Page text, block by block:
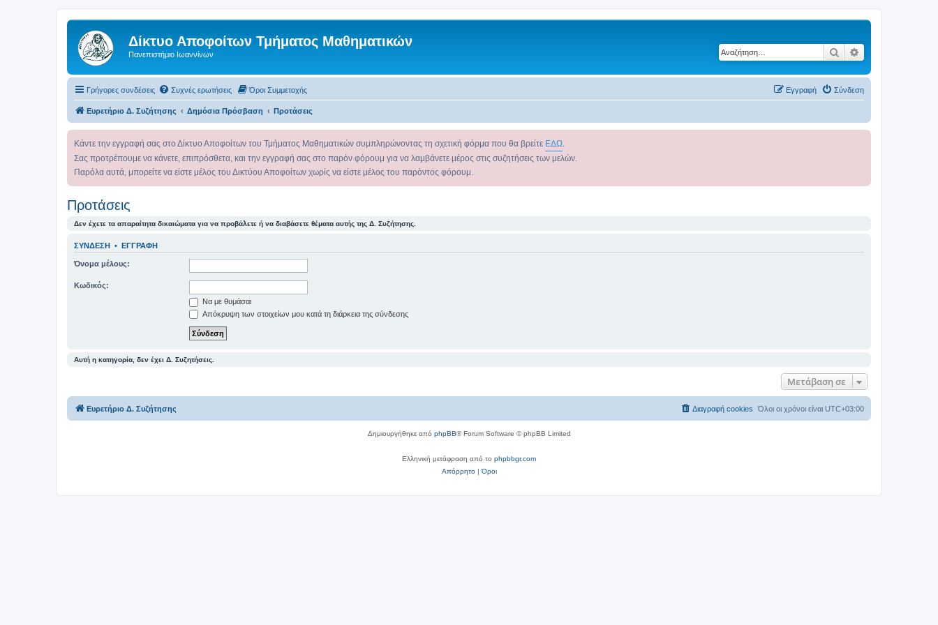
Δίκτυο Αποφοίτων Τμήματος Μαθηματικών
Πανεπιστήμιο Ιωαννίνων Αναζήτηση
Γρήγορες συνδέσεις Συχνές ερωτήσεις Όροι Συμμετοχής Σύνδεση
Εγγραφή
Ευρετήριο Δ. Συζήτησης Δημόσια Πρόσβαση Προτάσεις
Κάντε την εγγραφή σας στο Δίκτυο Αποφοίτων του Τμήματος Μαθηματικών συμπληρώνοντας τη σχετική φόρμα που θα βρείτε ΕΔΩ
Σας προτρέπουμε να κάνετε, επιπρόσθετα, και την εγγραφή σας στο παρόν φόρουμ για να λαμβάνετε μέρος στις συζητήσεις των μελών.
Παρόλα αυτά, μπορείτε να είστε μέλος του Δικτύου Αποφοίτων χωρίς να είστε μέλος του παρόντος φόρουμ.
Προτάσεις
Δεν έχετε τα απαραίτητα δικαιώματα για να προβάλετε ή να διαβάσετε θέματα αυτής της Δ. Συζήτησης.
ΣΎΝΔΕΣΗ • ΕΓΓΡΑΦΉ
Όνομα μέλους:
Κωδικός:
Να με θυμάσαι
Απόκρυψη των στοιχείων μου κατά τη διάρκεια της σύνδεσης
Αυτή η κατηγορία, δεν έχει Δ. Συζητήσεις.
Μετάβαση σε
Ευρετήριο Δ. Συζήτησης Όλοι οι χρόνοι είναι UTC+03:00
Διαγραφή cookies
Δημιουργήθηκε από phpBB® Forum Software © phpBB Limited
Ελληνική μετάφραση από το phpbbgr.com
Απόρρητο|Όροι